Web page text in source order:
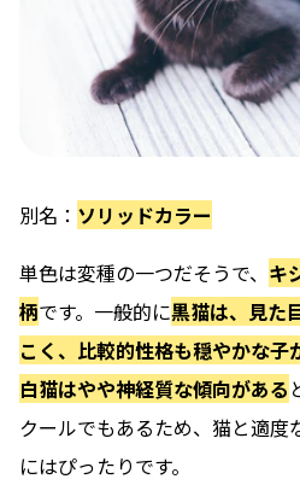
別名： ソリッドカラー
単色は変種の一つだそうで、 キ
柄です。一般的に黒猫は、見た
こく、比較的性格も穏やかな子
白猫はやや神経質な傾向がある
クールでもあるため、猫と適度
にはぴったりです。